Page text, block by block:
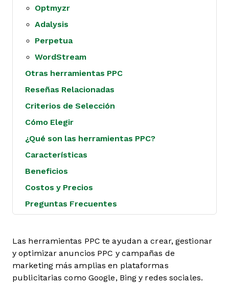
Optmyzr
Adalysis
Perpetua
WordStream
Otras herramientas PPC
Reseñas Relacionadas
Criterios de Selección
Cómo Elegir
¿Qué son las herramientas PPC?
Características
Beneficios
Costos y Precios
Preguntas Frecuentes
Las herramientas PPC te ayudan a crear, gestionar
y optimizar anuncios PPC y campañas de
marketing más amplias en plataformas
publicitarias como Google, Bing y redes sociales.